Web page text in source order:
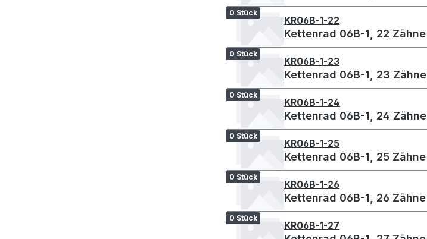
0 Stück
KR06B-1-22
Kettenrad 06B-1, 22 Zähne
0 Stück
KR06B-1-23
Kettenrad 06B-1, 23 Zähne
0 Stück
KR06B-1-24
Kettenrad 06B-1, 24 Zähne
0 Stück
KR06B-1-25
Kettenrad 06B-1, 25 Zähne
0 Stück
KR06B-1-26
Kettenrad 06B-1, 26 Zähne
0 Stück
KR06B-1-27